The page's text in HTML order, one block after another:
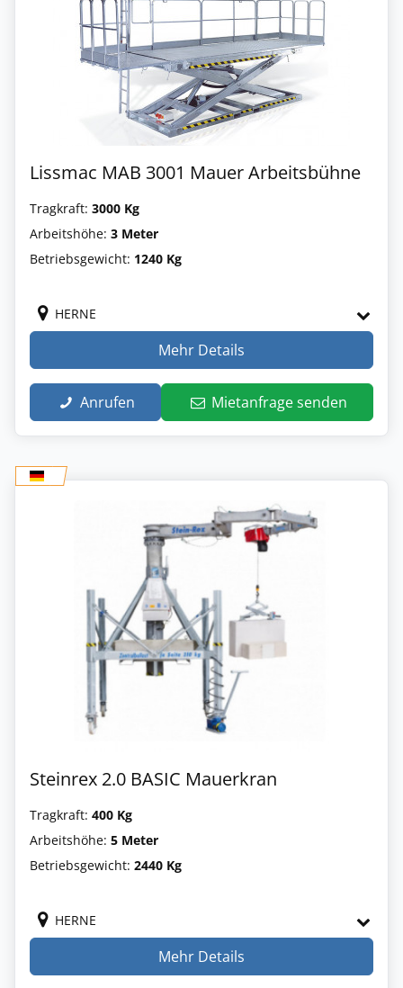
Lissmac MAB 3001 Mauer Arbeitsbühne
Tragkraft: 3000 Kg
Arbeitshöhe: 3 Meter
Betriebsgewicht: 1240 Kg
HERNE
Mehr Details
Anrufen Mietanfrage senden
Steinrex 2.0 BASIC Mauerkran
Tragkraft: 400 Kg
Arbeitshöhe: 5 Meter
Betriebsgewicht: 2440 Kg
HERNE
Mehr Details